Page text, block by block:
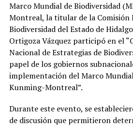
Marco Mundial de Biodiversidad
Montreal, la titular de la Comisión
Biodiversidad del Estado de
Ortigoza Vázquez participó en el
Nacional deEstrategias de
papel de los gobiernos
implementación del Marco
Kunming-Montreal”.
Durante este evento, se
de discusión que permitieron